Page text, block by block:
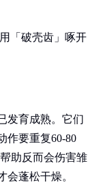
「破壳齿」啄开
发育成熟。它们
作要重复60-80
助反而会伤害雏
会蓬松干燥。